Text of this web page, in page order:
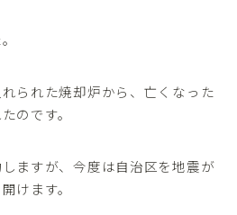
られた焼却炉から、亡くなった
のです。
ますが、今度は自治区を地震が
けます。